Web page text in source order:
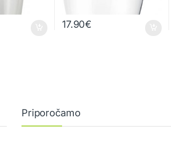
17.90€
Priporočamo